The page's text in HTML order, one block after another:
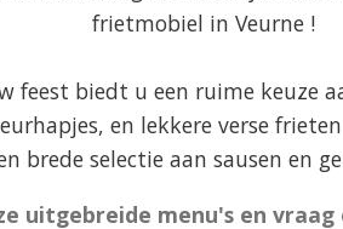
frietmobiel in Veurne !
feest biedt u een ruime keuze
en lekkere verse
brede selectie aan sausen en
uitgebreide menu's en vraag